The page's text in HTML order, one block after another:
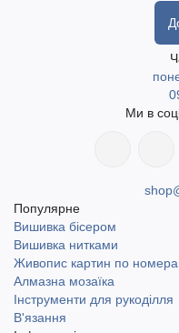
включаючи
самовивіз у місті Одеса.
Ми в
Популярне
Вишивка бісером
Вишивка нитками
Живопис картин по
Алмазна мозаїка
Інструменти для рукоділля
В'язання